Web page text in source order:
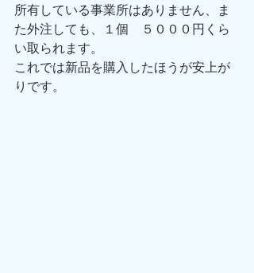
所有している事業所はありません、ま
た外注しても、１個　５０００円くら
い取られます。
これでは新品を購入したほうが安上が
りです。